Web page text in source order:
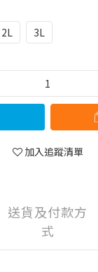
2L 3L
加入追蹤清單
送貨及付款方
式